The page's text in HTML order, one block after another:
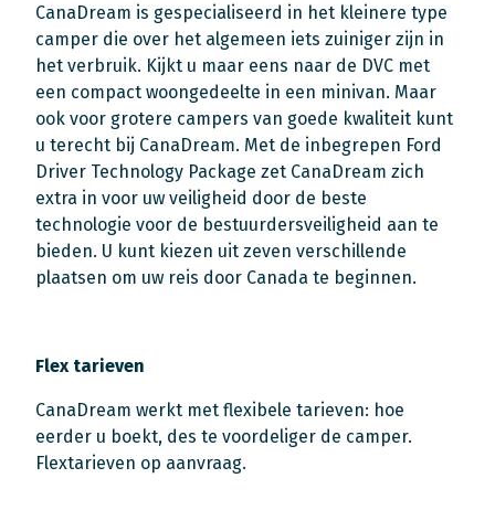
CanaDream is gespecialiseerd in het kleinere type
camper die over het algemeen iets zuiniger zijn in
het verbruik. Kijkt u maar eens naar de DVC met
een compact woongedeelte in een minivan. Maar
ook voor grotere campers van goede kwaliteit kunt
u terecht bij CanaDream. Met de inbegrepen Ford
Driver Technology Package zet CanaDream zich
extra in voor uw veiligheid door de beste
technologie voor de bestuurdersveiligheid aan te
bieden. U kunt kiezen uit zeven verschillende
plaatsen om uw reis door Canada te beginnen.
Flex tarieven
CanaDream werkt met flexibele tarieven: hoe
eerder u boekt, des te voordeliger de camper.
Flextarieven op aanvraag.